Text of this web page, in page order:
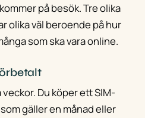
på besök. Tre olika
olika väl beroende på hur
som ska vara online.
Du köper ett SIM-
gäller en månad eller